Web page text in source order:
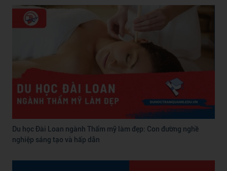
Du học Đài Loan ngành Thẩm mỹ làm đẹp: Con đường nghề
nghiệp sáng tạo và hấp dẫn